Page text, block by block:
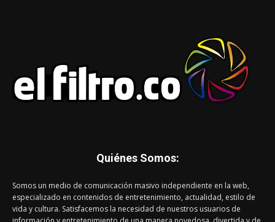
Quiénes Somos:
Somos un medio de comunicación masivo independiente en la web,
especializado en contenidos de entretenimiento, actualidad, estilo de
vida y cultura. Satisfacemos la necesidad de nuestros usuarios de